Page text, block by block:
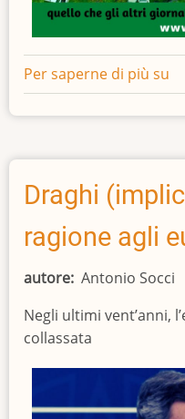
Per saperne di più su
Draghi
ragione agli
autore Antonio Socci
Negli ultimi vent’anni,
collassata